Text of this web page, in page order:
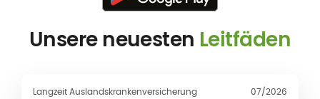
Unsere neuesten Leitfäden
Langzeit Auslandskrankenversicherung 07/2026